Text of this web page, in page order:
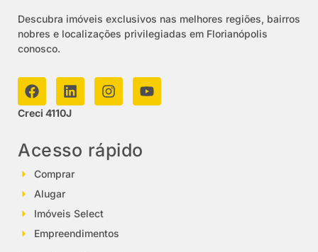
Descubra imóveis exclusivos nas melhores regiões, bairros
nobres e localizações privilegiadas em Florianópolis
conosco.
Creci 4110J
Acesso rápido
Comprar
Alugar
Imóveis Select
Empreendimentos